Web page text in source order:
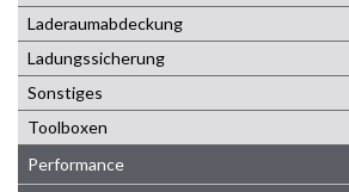
Laderaumabdeckung
Ladungssicherung
Sonstiges
Toolboxen
Performance